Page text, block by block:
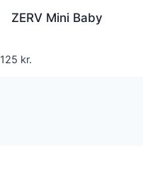
ZERV Mini Baby
125 kr.